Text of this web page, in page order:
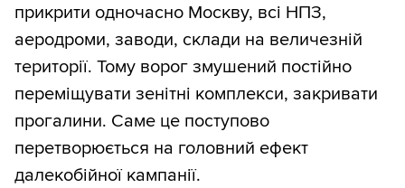
прикрити одночасно Москву, всі НПЗ,
аеродроми, заводи, склади на величезній
території. Тому ворог змушений постійно
переміщувати зенітні комплекси, закривати
прогалини. Саме це поступово
перетворюється на головний ефект
далекобійної кампанії.